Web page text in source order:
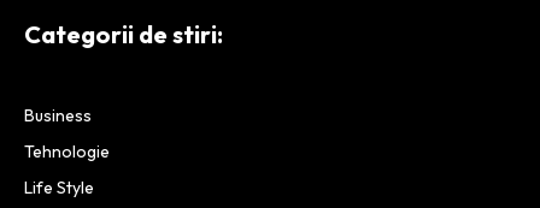
Categorii de stiri:
Business
Tehnologie
Life Style